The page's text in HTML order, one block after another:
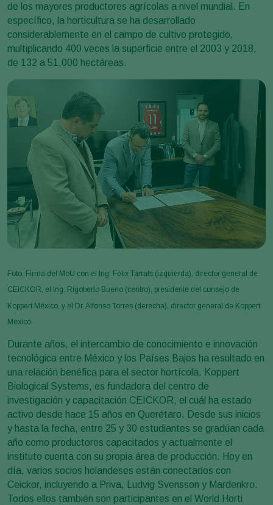
de los mayores productores agrícolas a nivel mundial. En
específico, la horticultura se ha desarrollado
considerablemente en el campo de cultivo protegido,
multiplicando 400 veces la superficie entre el 2003 y 2018,
de 132 a 51,000 hectáreas.
Foto: Firma del MoU con el Ing. Félix Tarrats (izquierda), director general de
CEICKOR, el Ing. Rigoberto Bueno (centro), presidente del consejo de
Koppert México, y el Dr. Alfonso Torres (derecha), director general de Koppert
México.
Durante años, el intercambio de conocimiento e innovación
tecnológica entre México y los Países Bajos ha resultado en
una relación benéfica para el sector hortícola. Koppert
Biological Systems, es fundadora del centro de
investigación y capacitación CEICKOR, el cuál ha estado
activo desde hace 15 años en Querétaro. Desde sus inicios
y hasta la fecha, entre 25 y 30 estudiantes se gradúan cada
año como productores capacitados y actualmente el
instituto cuenta con su propia área de producción. Hoy en
día, varios socios holandeses están conectados con
Ceickor, incluyendo a Priva, Ludvig Svensson y Mardenkro.
Todos ellos también son participantes en el World Horti